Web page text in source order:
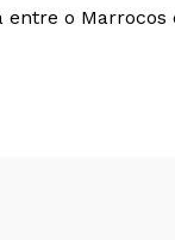
o Marrocos